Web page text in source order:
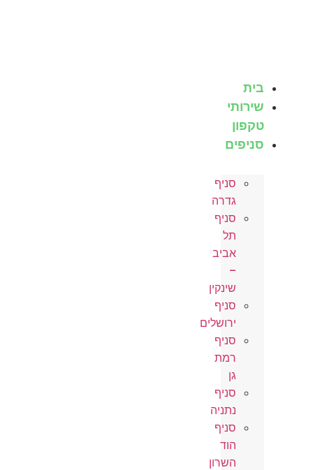
בית
שירותי
טקפון
סניפים
סניף
גדרה
סניף
תל
אביב
–
שינקין
סניף
ירושלים
סניף
רמת
גן
סניף
נתניה
סניף
הוד
השרון